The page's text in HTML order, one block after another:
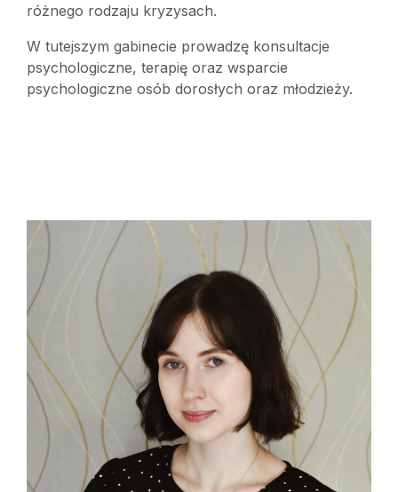
różnego rodzaju kryzysach.
W tutejszym gabinecie prowadzę konsultacje
psychologiczne, terapię oraz wsparcie
psychologiczne osób dorosłych oraz młodzieży.